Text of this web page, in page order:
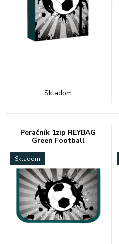
Skladom
Peračník 1zip REYBAG
Green Football
Skladom